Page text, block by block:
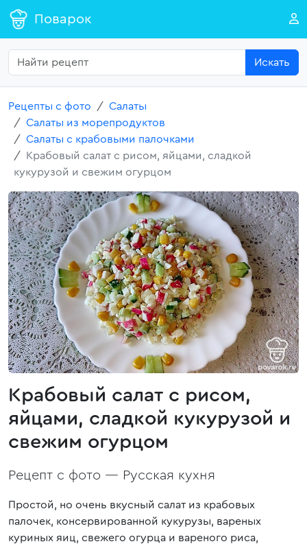
Поварок
Искать
Рецепты с фото
Салаты
Салаты из морепродуктов
Салаты с крабовыми палочками
Крабовый салат с рисом, яйцами, сладкой
кукурузой и свежим огурцом
Крабовый салат с рисом,
яйцами, сладкой кукурузой и
свежим огурцом
Рецепт с фото — Русская кухня
Простой, но очень вкусный салат из крабовых
палочек, консервированной кукурузы, вареных
куриных яиц, свежего огурца и вареного риса,